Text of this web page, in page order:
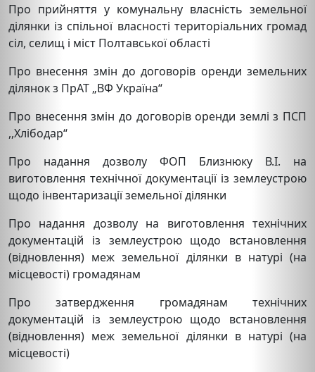
Про прийняття у комунальну власність земельної
ділянки із спільної власності територіальних громад
сіл, селищ і міст Полтавської області
Про внесення змін до договорів оренди земельних
ділянок з ПрАТ „ВФ Україна“
Про внесення змін до договорів оренди землі з ПСП
,,Хлібодар“
Про надання дозволу ФОП Близнюку В.І. на
виготовлення технічної документації із землеустрою
щодо інвентаризації земельної ділянки
Про надання дозволу на виготовлення технічних
документацій із землеустрою щодо встановлення
(відновлення) меж земельної ділянки в натурі (на
місцевості) громадянам
Про затвердження громадянам технічних
документацій із землеустрою щодо встановлення
(відновлення) меж земельної ділянки в натурі (на
місцевості)